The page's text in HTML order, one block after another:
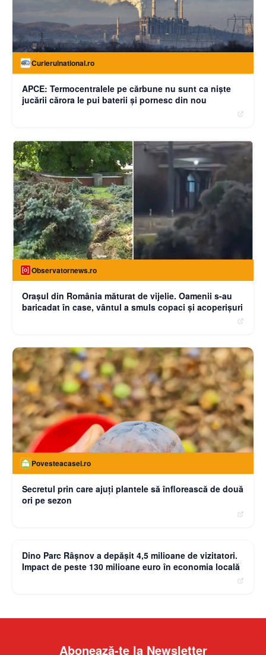
Curierulnational.ro
APCE: Termocentralele pe cărbune nu sunt ca niște
jucării cărora le pui baterii și pornesc din nou
Observatornews.ro
Oraşul din România măturat de vijelie. Oamenii s-au
baricadat în case, vântul a smuls copaci şi acoperişuri
Povesteacasei.ro
Secretul prin care ajuți plantele să înflorească de două
ori pe sezon
Dino Parc Râșnov a depășit 4,5 milioane de vizitatori.
Impact de peste 130 milioane euro în economia locală
Abonează-te la Newsletter